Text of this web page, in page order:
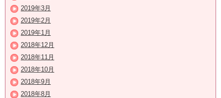
2019年3月
2019年2月
2019年1月
2018年12月
2018年11月
2018年10月
2018年9月
2018年8月